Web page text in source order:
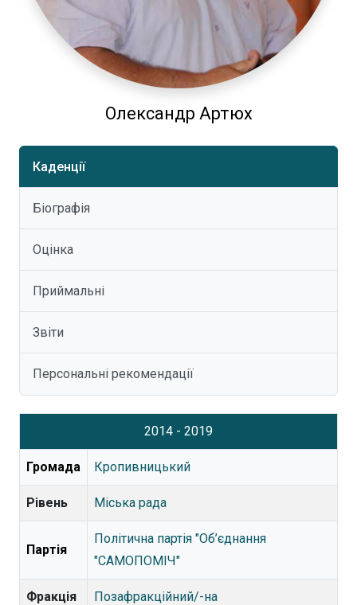
Олександр Артюх
Каденції
Біографія
Оцінка
Приймальні
Звіти
Персональні рекомендації
2014 - 2019
Громада Кропивницький
Рівень Міська рада
Партія
Політична партія "Об’єднання
"САМОПОМІЧ"
Фракція Позафракційний/-на